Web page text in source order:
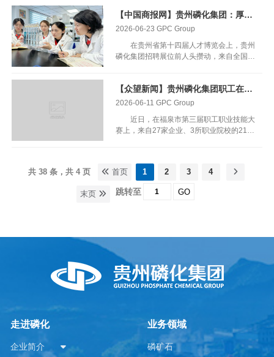
工业废弃磷石膏加工成绿色建材、高分子包
装材料等产品，是当地推动磷化工产业低碳
转型、实现固废变废为宝的重要平台。 “房
地产市场的销售量在逐步下降”，在贵州磷
化绿色环保产业有限公司生产现场，总经理
套生产装置。操作人员轻点鼠标，几公里外
的黄磷装置区的实时工艺参数便清晰呈现。
团旗下瓮福江山的工作日常。 6月25日，瓮
福江山凭借“瓮安县新材料及电子化学品数
选“贵州省工业领域数字化转型典型案例”
后，在智能制造领域收获的又一省级认可。
从“被动响应”到“主动预防”：一座工厂的智
慧蜕变 瓮福江山是贵州在建最大的磷化工
项目，总投资220亿元，由贵州磷化集团下
3000余亩。 体量如此庞大的化工园区，传
统管理模式面临的挑战不难想象：生产、安
全、设备、质量、园区管理等30多个应用
【中国商报网】贵州磷化集团：厚植“沃土”搭好阶梯 让青年人才“拔节向上”
2026-06-23 GPC Group
在贵州省第十四届人才博览会上，贵州
磷化集团招聘展位前人头攒动，来自全国各
间。”贵州财经大学研究生张同学说，从现
代化肥到精细化工，再到新能源材料，企业
这里能找到施展才华的舞台。 贵州磷
化集团现场招聘工作人员说，近年来，磷化
条机制，努力让更多青年人才“引得进、留
得住、成长快、干得好”。 贵州磷化集
团始终把人才工作摆在战略位置，围绕“千
第一资源，更是推动高质量发展的核心动
能。贵州磷化集团视人才为兴企之本、发展
之源，始终坚持“人才强企”战略，把人才作
为企业...
【众望新闻】贵州磷化集团职工在福泉市职业技能大赛中斩获佳绩
2026-06-11 GPC Group
近日，在福泉市第三届职工职业技能大
赛上，来自27家企业、3所职业院校的215
出，在多个竞赛项目中斩获佳绩。 大赛颁
奖仪式 本次大赛设化工总控工、电
工、焊工、化学检验等7个竞赛项目。比赛
中，瓮福化工选派的9名职工成绩亮眼，共
化学检验、化工总控工等项目中展现出较强
专业素养，职工魏厚碧获得化学检验组三等
奖。 “优异成绩的背后，是集团公司长
竞赛内容开展针对性强化训练，通过理论学
习、实操演练和经验交流，不断提升参赛选
手综合能力。 近年来，磷化集团常态
化开展岗位练兵、技能竞赛等活动，积极营
共 38 条，共 4 页 首页 1 2 3 4
末页 跳转至 GO
走进磷化
企业简介
业务领域
磷矿石